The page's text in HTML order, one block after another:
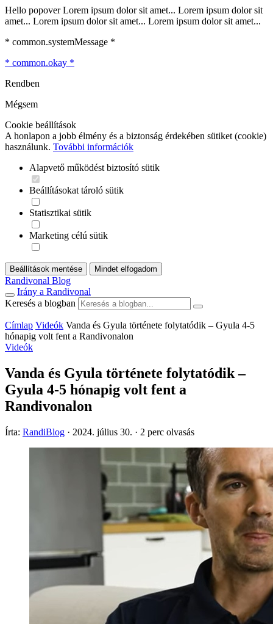
Hello popover Lorem ipsum dolor sit amet... Lorem ipsum dolor sit
amet... Lorem ipsum dolor sit amet... Lorem ipsum dolor sit amet...
* common.systemMessage *
* common.okay *
Rendben
Mégsem
Cookie beállítások
A honlapon a jobb élmény és a biztonság érdekében sütiket (cookie)
használunk. További információk
Alapvető működést biztosító sütik
Beállításokat tároló sütik
Statisztikai sütik
Marketing célú sütik
Beállítások mentése Mindet elfogadom
Randivonal Blog
Irány a Randivonal
Keresés a blogban
Címlap Videók Vanda és Gyula története folytatódik – Gyula 4-5
hónapig volt fent a Randivonalon
Videók
Vanda és Gyula története folytatódik –
Gyula 4-5 hónapig volt fent a
Randivonalon
Írta: RandiBlog · 2024. július 30. · 2 perc olvasás